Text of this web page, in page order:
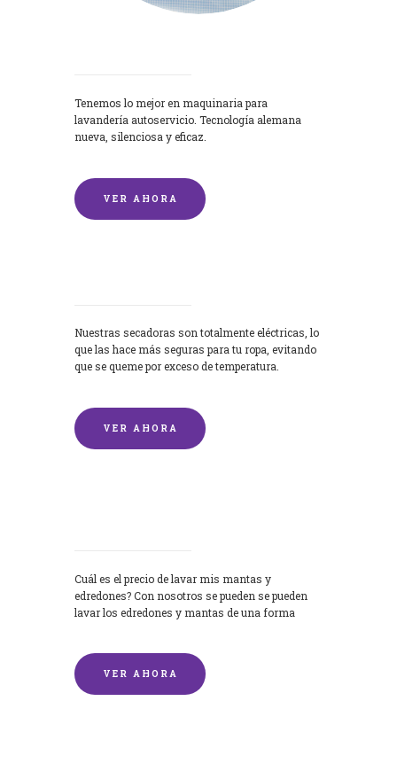
Tenemos lo mejor en maquinaria para
lavandería autoservicio. Tecnología alemana
nueva, silenciosa y eficaz.
VER AHORA
Nuestras secadoras son totalmente eléctricas, lo
que las hace más seguras para tu ropa, evitando
que se queme por exceso de temperatura.
VER AHORA
Cuál es el precio de lavar mis mantas y
edredones? Con nosotros se pueden se pueden
lavar los edredones y mantas de una forma
VER AHORA